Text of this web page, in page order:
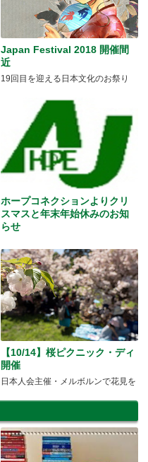
Japan Festival 2018 開催間
近
19回目を迎える日本文化のお祭り
ホープコネクションよりクリ
スマスと年末年始休みのお知
らせ
【10/14】桜ピクニック・ディ
開催
日本人会主催・メルボルンで花見を